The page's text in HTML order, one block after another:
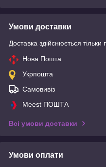
Умови доставки
Доставка здійснюється тільки
Нова Пошта
Укрпошта
Самовивіз
Meest ПОШТА
Всі умови доставки
Умови оплати